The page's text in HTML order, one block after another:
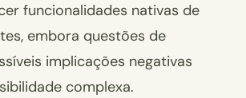
funcionalidades nativas de
embora questões de
implicações negativas
complexa.